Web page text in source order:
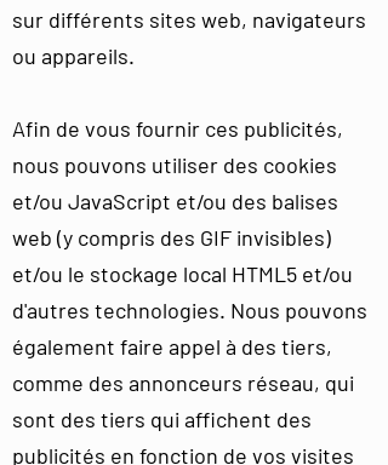
sur différents sites web, navigateurs
ou appareils.
Afin de vous fournir ces publicités,
nous pouvons utiliser des cookies
et/ou JavaScript et/ou des balises
web (y compris des GIF invisibles)
et/ou le stockage local HTML5 et/ou
d'autres technologies. Nous pouvons
également faire appel à des tiers,
comme des annonceurs réseau, qui
sont des tiers qui affichent des
publicités en fonction de vos visites